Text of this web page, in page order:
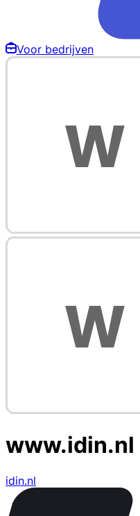
Voor bedrijven
www.idin.nl
idin.nl